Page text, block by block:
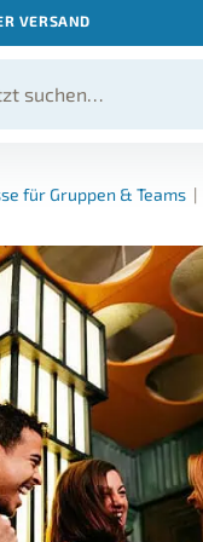
VERSAND
für Gruppen & Teams |